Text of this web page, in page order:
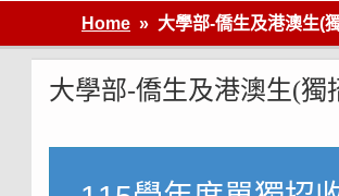
Home
大學部-僑生及港澳生(
大學部-僑生及港澳生(獨